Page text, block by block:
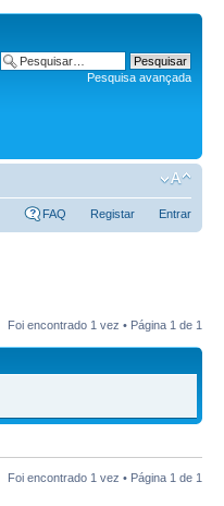
Pesquisa avançada
FAQ Registar Entrar
Foi encontrado 1 vez • Página 1 de 1
Foi encontrado 1 vez • Página 1 de 1